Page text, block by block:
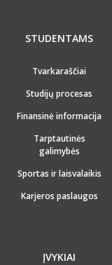
STUDENTAMS
Tvarkaraščiai
Studijų procesas
Finansinė informacija
Tarptautinės
galimybės
Sportas ir laisvalaikis
Karjeros paslaugos
ĮVYKIAI